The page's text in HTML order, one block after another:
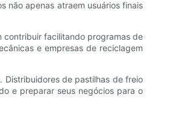
não apenas atraem usuários finais
contribuir facilitando programas de
e empresas de reciclagem
Distribuidores de pastilhas de freio
e preparar seus negócios para o